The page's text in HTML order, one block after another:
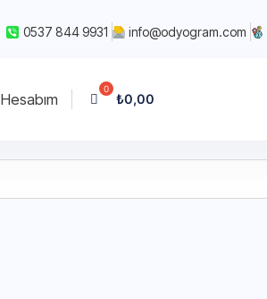
0537 844 9931 info@odyogram.com
Hesabım ₺0,00